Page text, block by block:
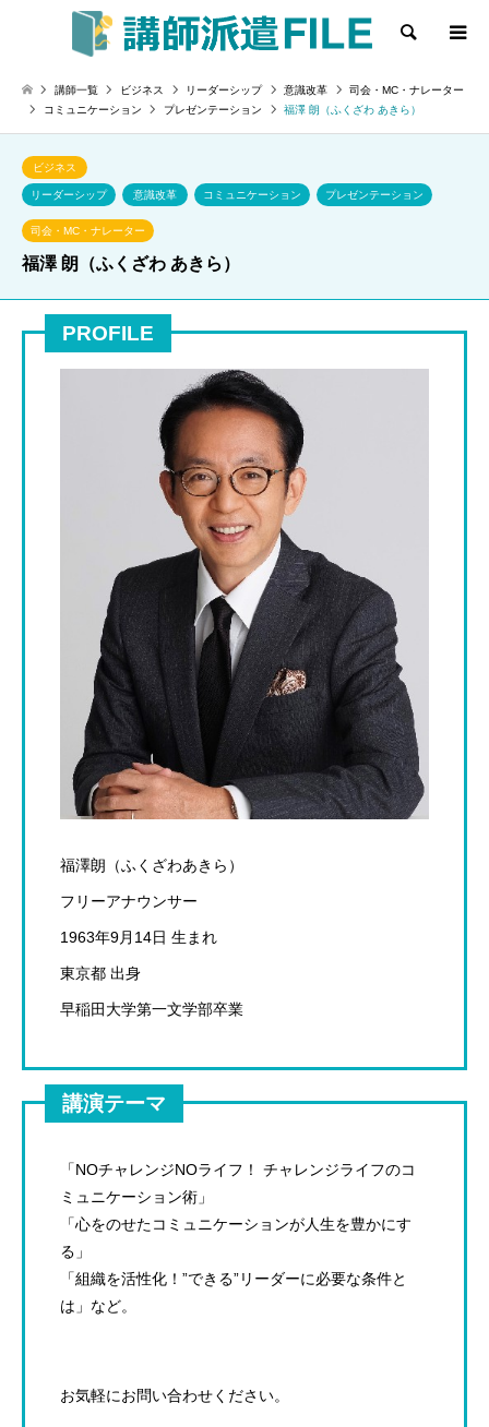
検索
講師一覧 ビジネス リーダーシップ 意識改革
司会・MC・ナレーター
コミュニケーション
プレゼンテーション 福澤 朗（ふくざわ あきら）
ビジネス
リーダーシップ 意識改革 コミュニケーション プレゼンテーション
司会・MC・ナレーター
福澤 朗（ふくざわ あきら）
PROFILE
福澤朗（ふくざわあきら）
フリーアナウンサー
1963年9月14日 生まれ
東京都 出身
早稲田大学第一文学部卒業
講演テーマ
「NOチャレンジNOライフ！ チャレンジライフのコ
ミュニケーション術」
「心をのせたコミュニケーションが人生を豊かにす
る」
「組織を活性化！”できる”リーダーに必要な条件と
は」など。
お気軽にお問い合わせください。